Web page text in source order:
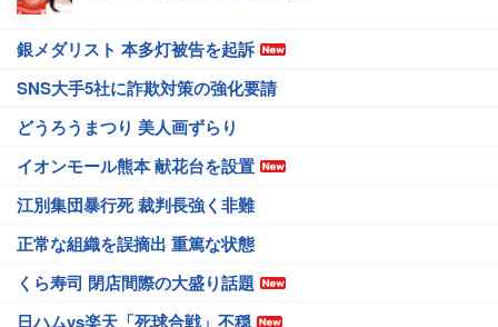
銀メダリスト 本多灯被告を起訴
SNS大手5社に詐欺対策の強化要請
どうろうまつり 美人画ずらり
イオンモール熊本 献花台を設置
江別集団暴行死 裁判長強く非難
正常な組織を誤摘出 重篤な状態
くら寿司 閉店間際の大盛り話題
日ハムvs楽天「死球合戦」不穏